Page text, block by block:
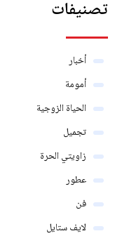
تصنيفات
أخبار
أمومة
الحياة الزوجية
تجميل
زاويتي الحرة
عطور
فن
لايف ستايل